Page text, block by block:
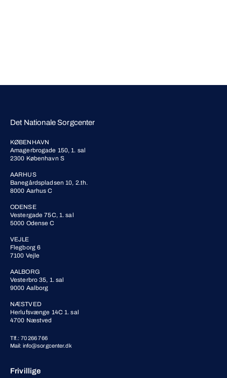
Det Nationale Sorgcenter
KØBENHAVN
Amagerbrogade 150, 1. sal
2300 København S
AARHUS
Banegårdspladsen 10, 2.th.
8000 Aarhus C
ODENSE
Vestergade 75C, 1. sal
5000 Odense C
VEJLE
Flegborg 6
7100 Vejle
AALBORG
Vesterbro 35, 1. sal
9000 Aalborg
NÆSTVED
Herlufsvænge 14C 1. sal
4700 Næstved
Tlf.: 70 266 766
Mail: info@sorgcenter.dk
Frivillige